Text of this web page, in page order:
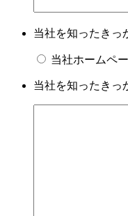
当社を知ったきっ
当社ホームペ
当社を知ったきっ